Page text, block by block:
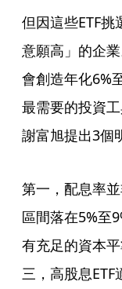
但因這些ETF
意願高」的企
會創造年化6%
最需要的投資
謝富旭提出3個
第一，配息率
區間落在5%至
有充足的資本
三，高股息